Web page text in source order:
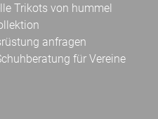
Trikots von hummel
anfragen
für Vereine